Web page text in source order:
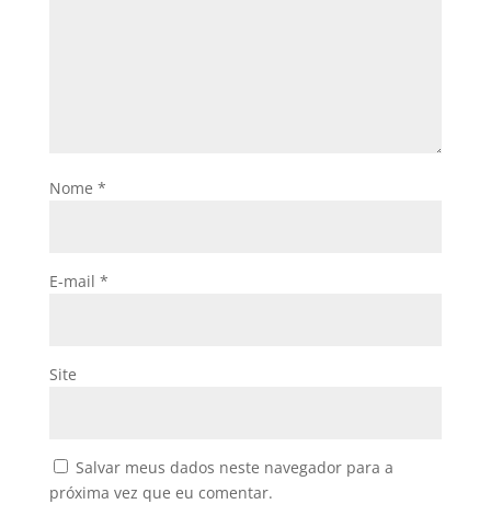
Nome *
E-mail *
Site
Salvar meus dados neste navegador para a
próxima vez que eu comentar.